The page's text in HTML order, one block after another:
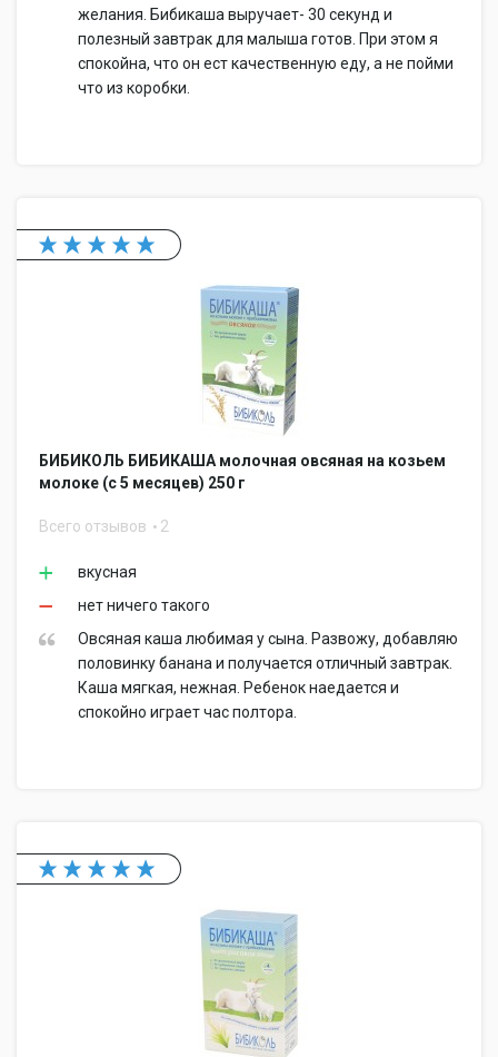
желания. Бибикаша выручает- 30 секунд и
полезный завтрак для малыша готов. При этом я
спокойна, что он ест качественную еду, а не пойми
что из коробки.
БИБИКОЛЬ БИБИКАША молочная овсяная на козьем
молоке (с 5 месяцев) 250 г
Всего отзывов 2
вкусная
нет ничего такого
Овсяная каша любимая у сына. Развожу, добавляю
половинку банана и получается отличный завтрак.
Каша мягкая, нежная. Ребенок наедается и
спокойно играет час полтора.